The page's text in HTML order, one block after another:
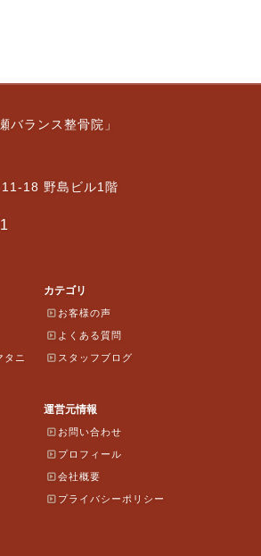
バランス整骨院」
18 野島ビル1階
タニ
カテゴリ
お客様の声
よくある質問
スタッフブログ
運営元情報
お問い合わせ
プロフィール
会社概要
プライバシーポリシー